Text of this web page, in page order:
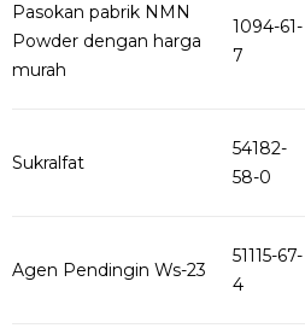
Pasokan pabrik NMN
Powder dengan harga
murah
1094-61-
7
Sukralfat
54182-
58-0
Agen Pendingin Ws-23
51115-67-
4